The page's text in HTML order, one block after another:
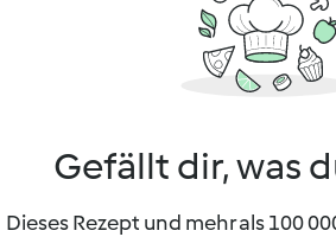
Gefällt dir, was
Dieses Rezept und mehr als 100